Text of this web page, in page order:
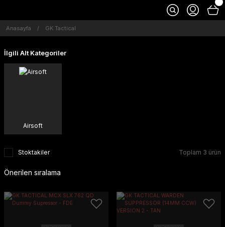
Anasayfa GK Tactical
İlgili Alt Kategoriler
Airsoft
Stoktakiler Toplam 3 ürün